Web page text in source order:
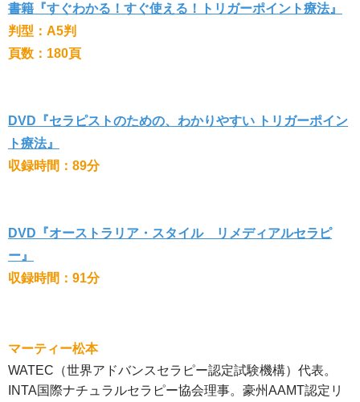
書籍『すぐわかる！すぐ使える！トリガーポイント療法』
判型：A5判
頁数：180頁
DVD『セラピストのための、わかりやすい トリガーポイン
ト療法』
収録時間：89分
DVD『オーストラリア・スタイル リメディアルセラピ
ー』
収録時間：91分
マーティー松本
WATEC（世界アドバンスセラピー認定試験機構）代表。
INTA国際ナチュラルセラピー協会理事。豪州AAMT認定リ